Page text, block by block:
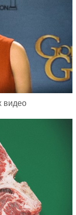
видео